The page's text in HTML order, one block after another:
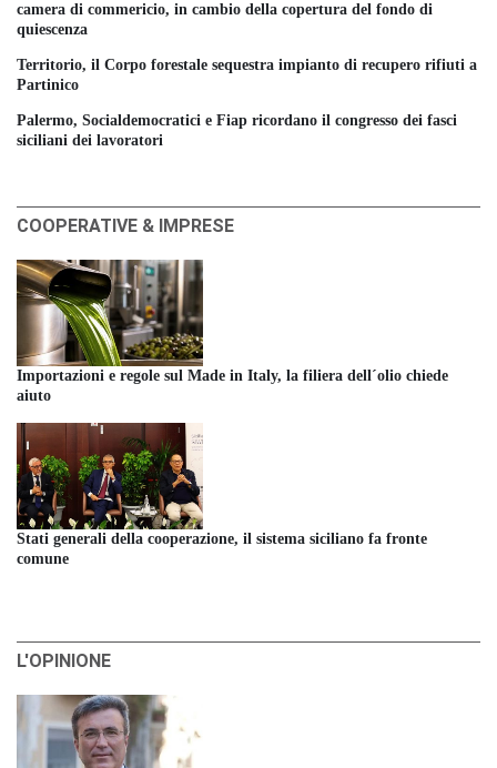
camera di commericio, in cambio della copertura del fondo di
quiescenza
Territorio, il Corpo forestale sequestra impianto di recupero rifiuti a
Partinico
Palermo, Socialdemocratici e Fiap ricordano il congresso dei fasci
siciliani dei lavoratori
COOPERATIVE & IMPRESE
Importazioni e regole sul Made in Italy, la filiera dell´olio chiede
aiuto
Stati generali della cooperazione, il sistema siciliano fa fronte
comune
L'OPINIONE